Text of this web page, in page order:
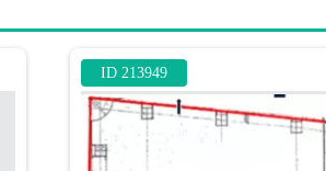
ID 213949